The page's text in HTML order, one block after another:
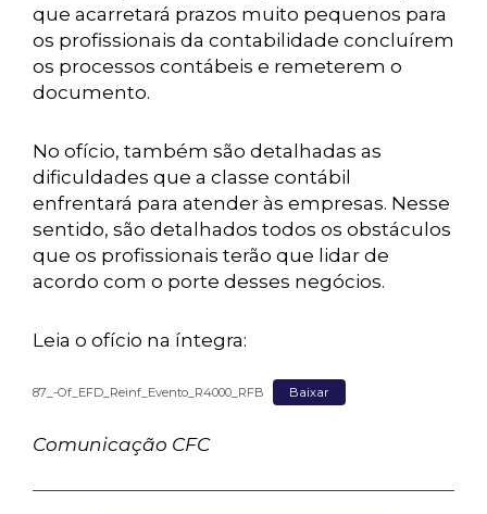
que acarretará prazos muito pequenos para
os profissionais da contabilidade concluírem
os processos contábeis e remeterem o
documento.
No ofício, também são detalhadas as
dificuldades que a classe contábil
enfrentará para atender às empresas. Nesse
sentido, são detalhados todos os obstáculos
que os profissionais terão que lidar de
acordo com o porte desses negócios.
Leia o ofício na íntegra:
87_-Of_EFD_Reinf_Evento_R4000_RFB Baixar
Comunicação CFC